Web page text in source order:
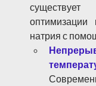
оптимизации
натрия с